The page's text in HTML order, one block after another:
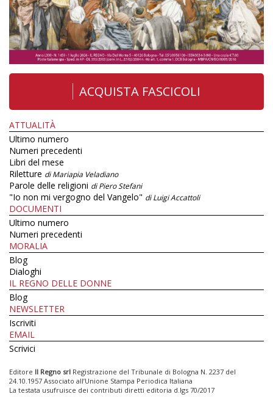
ACQUISTA FASCICOLI
ATTUALITÀ
Ultimo numero
Numeri precedenti
Libri del mese
Riletture di Mariapia Veladiano
Parole delle religioni di Piero Stefani
"Io non mi vergogno del Vangelo" di Luigi Accattoli
DOCUMENTI
Ultimo numero
Numeri precedenti
MORALIA
Blog
Dialoghi
IL REGNO DELLE DONNE
Blog
NEWSLETTER
Iscriviti
EMAIL
Scrivici
Editore Il Regno srl Registrazione del Tribunale di Bologna N. 2237 del
24.10.1957 Associato all’Unione Stampa Periodica Italiana
La testata usufruisce dei contributi diretti editoria d.lgs 70/2017